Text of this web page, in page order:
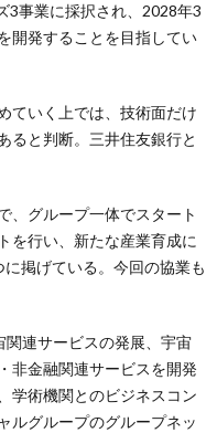
3事業に採択され、2028年3
開発することを目指してい
ていく上では、技術面だけ
ると判断。三井住友銀行と
、グループ一体でスタート
を行い、新たな産業育成に
掲げている。今回の協業も
連サービスの発展、宇宙
非金融関連サービスを開発
学術機関とのビジネスコン
ルグループのグループネッ